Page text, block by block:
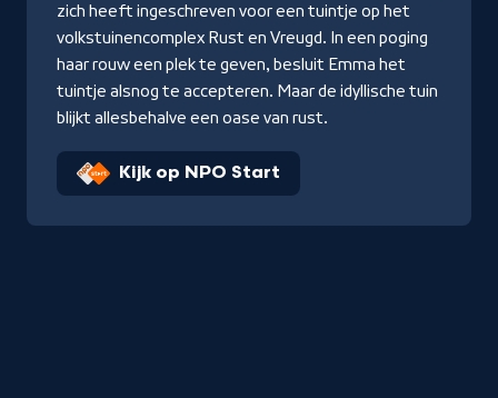
zich heeft ingeschreven voor een tuintje op het
volkstuinencomplex Rust en Vreugd. In een poging
haar rouw een plek te geven, besluit Emma het
tuintje alsnog te accepteren. Maar de idyllische tuin
blijkt allesbehalve een oase van rust.
Kijk op NPO Start